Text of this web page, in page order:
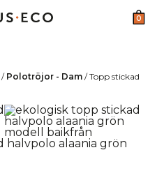
0
/ Polotröjor - Dam /Topp stickad